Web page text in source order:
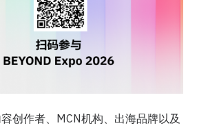
创作者、 MCN机构、出海品牌以及